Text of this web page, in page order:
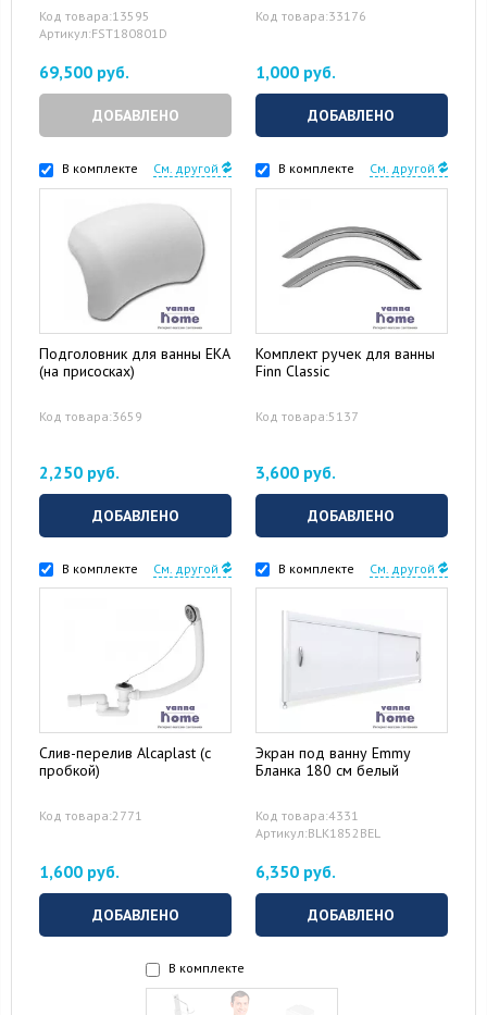
Код товара:13595
Артикул:FST180801D
69,500 руб.
ДОБАВЛЕНО
Код товара:33176
1,000 руб.
ДОБАВЛЕНО
В комплекте См. другой
Подголовник для ванны EKA
(на присосках)
Код товара:3659
2,250 руб.
ДОБАВЛЕНО
В комплекте См. другой
Комплект ручек для ванны
Finn Classic
Код товара:5137
3,600 руб.
ДОБАВЛЕНО
В комплекте См. другой
Слив-перелив Alcaplast (с
пробкой)
Код товара:2771
1,600 руб.
ДОБАВЛЕНО
В комплекте См. другой
Экран под ванну Emmy
Бланка 180 см белый
Код товара:4331
Артикул:BLK1852BEL
6,350 руб.
ДОБАВЛЕНО
В комплекте